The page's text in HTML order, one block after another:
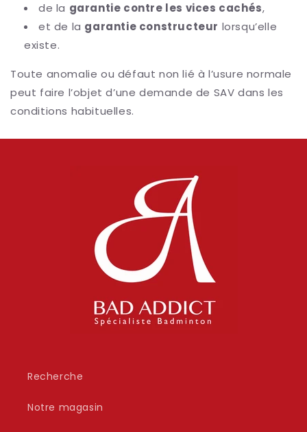
de la garantie contre les vices cachés,
et de la garantie constructeur lorsqu’elle
existe.
Toute anomalie ou défaut non lié à l’usure normale
peut faire l’objet d’une demande de SAV dans les
conditions habituelles.
Recherche
Notre magasin